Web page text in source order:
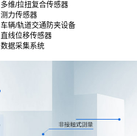
多维/拉扭复合传感器
测力传感器
车辆/轨道交通防夹设备
直线位移传感器
数据采集系统